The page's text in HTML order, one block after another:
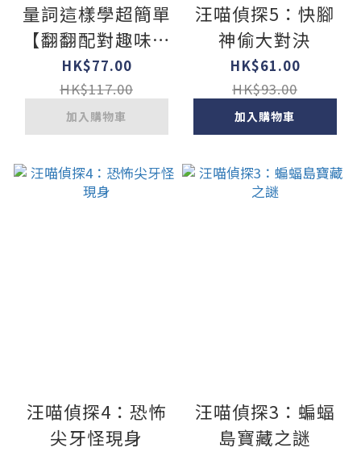
量詞這樣學超簡單
【翻翻配對趣味學
習，輕鬆記住100
個量詞】：用對量
詞，讓句子變得更
優美！
HK$77.00
HK$117.00
加入購物車
汪喵偵探5：快腳
神偷大對決
HK$61.00
HK$93.00
加入購物車
汪喵偵探4：恐怖
尖牙怪現身
汪喵偵探3：蝙蝠
島寶藏之謎